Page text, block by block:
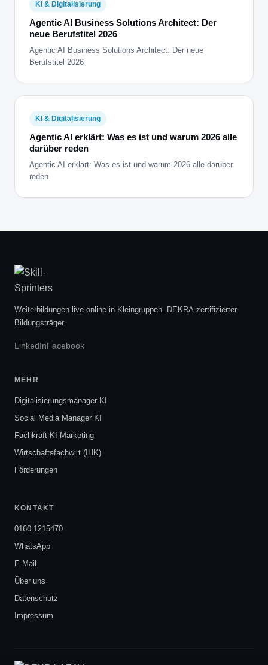
KI & Digitalisierung
Agentic AI Business Solutions Architect: Der
neue Berufstitel 2026
Agentic AI Business Solutions Architect: Der neue
Berufstitel 2026
KI & Digitalisierung
Agentic AI erklärt: Was es ist und warum 2026 alle
darüber reden
Agentic AI erklärt: Was es ist und warum 2026 alle darüber
reden
Weiterbildungen live online in Kleingruppen. DEKRA-zertifizierter
Bildungsträger.
LinkedInFacebook
MEHR
Digitalisierungsmanager KI
Social Media Manager KI
Fachkraft KI-Marketing
Wirtschaftsfachwirt (IHK)
Förderungen
KONTAKT
0160 1215470
WhatsApp
E-Mail
Über uns
Datenschutz
Impressum